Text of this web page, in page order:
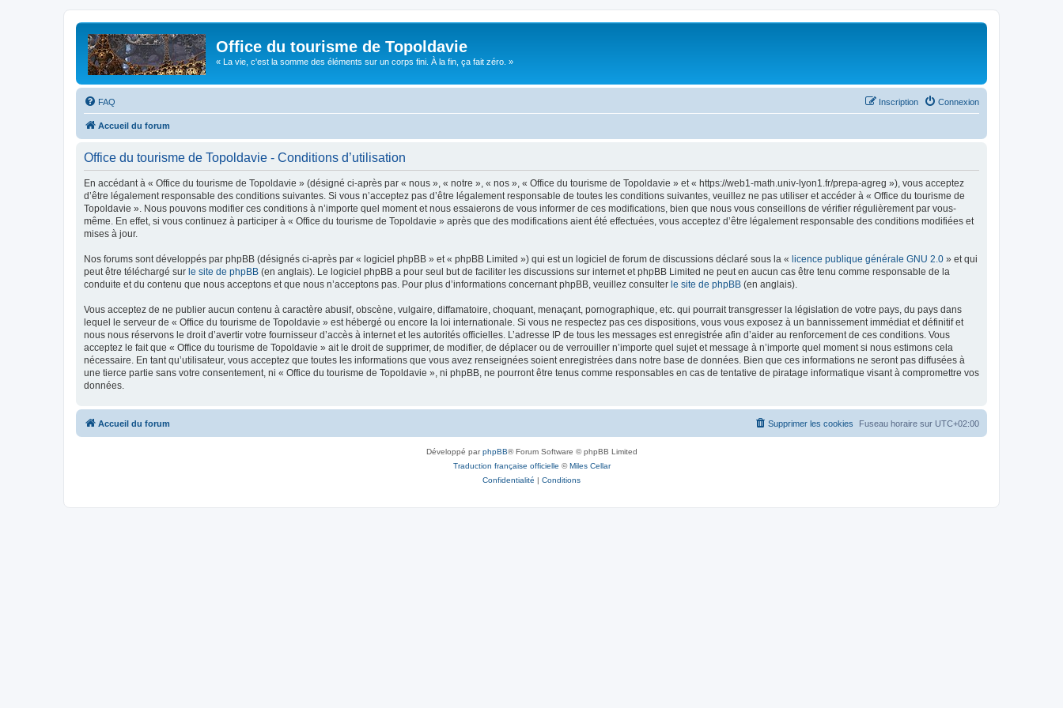
Office du tourisme de Topoldavie
« La vie, c'est la somme des éléments sur un corps fini. À la fin, ça fait zéro. »
FAQ Connexion
Inscription
Accueil du forum
Office du tourisme de Topoldavie - Conditions d’utilisation
En accédant à « Office du tourisme de Topoldavie » (désigné ci-après par « nous », « notre », « nos », « Office du tourisme de Topoldavie » et « https://web1-math.univ-lyon1.fr/prepa-agreg »), vous acceptez
d’être légalement responsable des conditions suivantes. Si vous n’acceptez pas d’être légalement responsable de toutes les conditions suivantes, veuillez ne pas utiliser et accéder à « Office du tourisme de
Topoldavie ». Nous pouvons modifier ces conditions à n’importe quel moment et nous essaierons de vous informer de ces modifications, bien que nous vous conseillons de vérifier régulièrement par vous-
même. En effet, si vous continuez à participer à « Office du tourisme de Topoldavie » après que des modifications aient été effectuées, vous acceptez d’être légalement responsable des conditions modifiées et
mises à jour.
Nos forums sont développés par phpBB (désignés ci-après par « logiciel phpBB » et « phpBB Limited ») qui est un logiciel de forum de discussions déclaré sous la « licence publique générale GNU 2.0 » et qui
peut être téléchargé sur le site de phpBB (en anglais). Le logiciel phpBB a pour seul but de faciliter les discussions sur internet et phpBB Limited ne peut en aucun cas être tenu comme responsable de la
conduite et du contenu que nous acceptons et que nous n’acceptons pas. Pour plus d’informations concernant phpBB, veuillez consulter le site de phpBB (en anglais).
Vous acceptez de ne publier aucun contenu à caractère abusif, obscène, vulgaire, diffamatoire, choquant, menaçant, pornographique, etc. qui pourrait transgresser la législation de votre pays, du pays dans
lequel le serveur de « Office du tourisme de Topoldavie » est hébergé ou encore la loi internationale. Si vous ne respectez pas ces dispositions, vous vous exposez à un bannissement immédiat et définitif et
nous nous réservons le droit d’avertir votre fournisseur d’accès à internet et les autorités officielles. L’adresse IP de tous les messages est enregistrée afin d’aider au renforcement de ces conditions. Vous
acceptez le fait que « Office du tourisme de Topoldavie » ait le droit de supprimer, de modifier, de déplacer ou de verrouiller n’importe quel sujet et message à n’importe quel moment si nous estimons cela
nécessaire. En tant qu’utilisateur, vous acceptez que toutes les informations que vous avez renseignées soient enregistrées dans notre base de données. Bien que ces informations ne seront pas diffusées à
une tierce partie sans votre consentement, ni « Office du tourisme de Topoldavie », ni phpBB, ne pourront être tenus comme responsables en cas de tentative de piratage informatique visant à compromettre vos
données.
Accueil du forum Fuseau horaire sur UTC+02:00
Supprimer les cookies
Développé parphpBB® Forum Software © phpBB Limited
Traduction française officielle ©Miles Cellar
Confidentialité | Conditions